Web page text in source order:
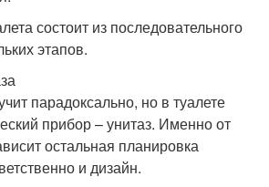
состоит из последовательного
этапов.
парадоксально, но в туалете
прибор – унитаз. Именно от
остальная планировка
и дизайн.